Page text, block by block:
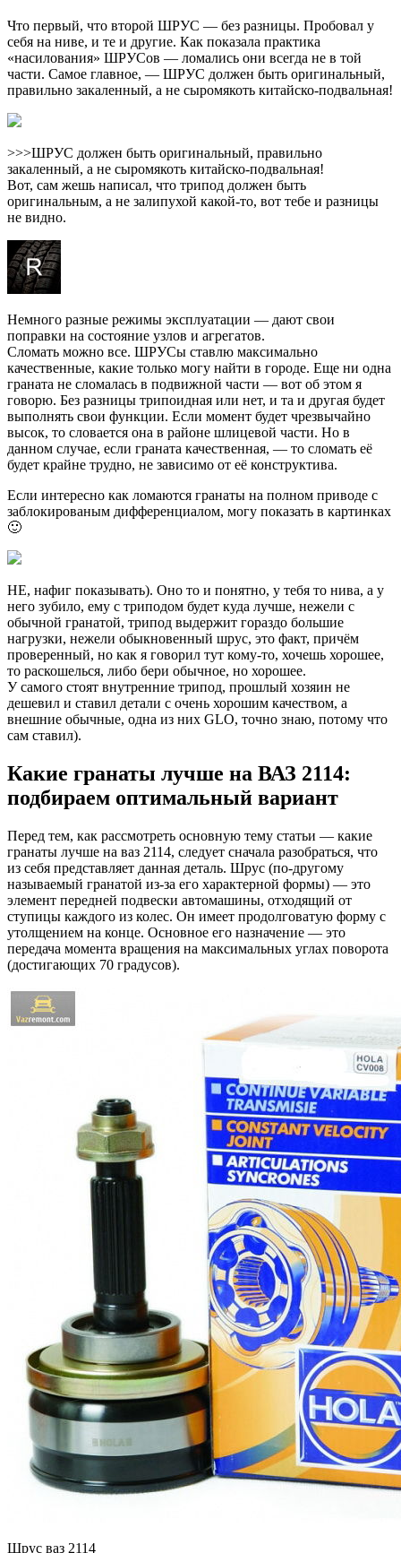
Что первый, что второй ШРУС — без разницы. Пробовал у
себя на ниве, и те и другие. Как показала практика
«насилования» ШРУСов — ломались они всегда не в той
части. Самое главное, — ШРУС должен быть оригинальный,
правильно закаленный, а не сыромякоть китайско-подвальная!
>>>ШРУС должен быть оригинальный, правильно
закаленный, а не сыромякоть китайско-подвальная!
Вот, сам жешь написал, что трипод должен быть
оригинальным, а не залипухой какой-то, вот тебе и разницы
не видно.
Немного разные режимы эксплуатации — дают свои
поправки на состояние узлов и агрегатов.
Сломать можно все. ШРУСы ставлю максимально
качественные, какие только могу найти в городе. Еще ни одна
граната не сломалась в подвижной части — вот об этом я
говорю. Без разницы трипоидная или нет, и та и другая будет
выполнять свои функции. Если момент будет чрезвычайно
высок, то словается она в районе шлицевой части. Но в
данном случае, если граната качественная, — то сломать её
будет крайне трудно, не зависимо от её конструктива.
Если интересно как ломаются гранаты на полном приводе с
заблокированым дифференциалом, могу показать в картинках
🙂
НЕ, нафиг показывать). Оно то и понятно, у тебя то нива, а у
него зубило, ему с триподом будет куда лучше, нежели с
обычной гранатой, трипод выдержит гораздо большие
нагрузки, нежели обыкновенный шрус, это факт, причём
проверенный, но как я говорил тут кому-то, хочешь хорошее,
то раскошелься, либо бери обычное, но хорошее.
У самого стоят внутренние трипод, прошлый хозяин не
дешевил и ставил детали с очень хорошим качеством, а
внешние обычные, одна из них GLO, точно знаю, потому что
сам ставил).
Какие гранаты лучше на ВАЗ 2114:
подбираем оптимальный вариант
Перед тем, как рассмотреть основную тему статьи — какие
гранаты лучше на ваз 2114, следует сначала разобраться, что
из себя представляет данная деталь. Шрус (по-другому
называемый гранатой из-за его характерной формы) — это
элемент передней подвески автомашины, отходящий от
ступицы каждого из колес. Он имеет продолговатую форму с
утолщением на конце. Основное его назначение — это
передача момента вращения на максимальных углах поворота
(достигающих 70 градусов).
Шрус ваз 2114